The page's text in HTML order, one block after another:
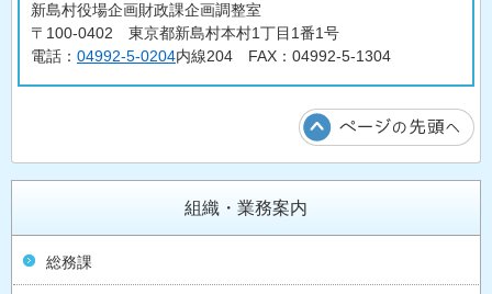
新島村役場企画財政課企画調整室
〒100-0402 東京都新島村本村1丁目1番1号
電話： 04992-5-0204内線204 FAX：04992-5-1304
組織・業務案内
総務課